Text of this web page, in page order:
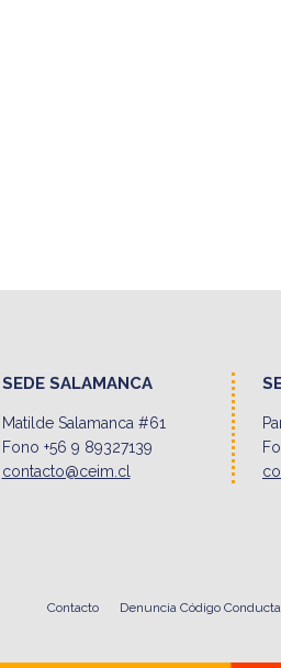
SEDE SALAMANCA
Matilde Salamanca #61
Fono +56 9 89327139
contacto@ceim.cl
Contacto Denuncia Código Conducta